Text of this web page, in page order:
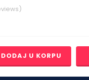
DODAJ U KORPU